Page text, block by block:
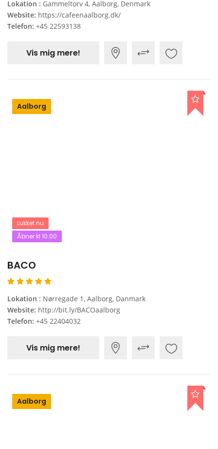
Lokation : Gammeltorv 4, Aalborg, Denmark
Website: https://cafeenaalborg.dk/
Telefon: +45 22593138
Vis mig mere!
Aalborg
Lukket nu
Åbner kl 10:00
BACO
Lokation : Nørregade 1, Aalborg, Danmark
Website: http://bit.ly/BACOaalborg
Telefon: +45 22404032
Vis mig mere!
Aalborg